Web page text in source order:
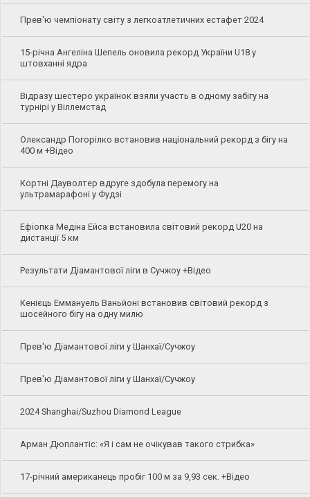
Прев'ю чемпіонату світу з легкоатлетичних естафет 2024
15-річна Ангеліна Шепель оновила рекорд України U18 у
штовханні ядра
Відразу шестеро українок взяли участь в одному забігу на
турнірі у Віллемстад
Олександр Погорілко встановив національний рекорд з бігу на
400 м +Відео
Кортні Дауволтер вдруге здобула перемогу на
ультрамарафоні у Фудзі
Ефіопка Медіна Ейса встановила світовий рекорд U20 на
дистанції 5 км
Результати Діамантової ліги в Сучжоу +Відео
Кенієць Еммануель Ваньйоні встановив світовий рекорд з
шосейного бігу на одну милю
Прев'ю Діамантової ліги у Шанхаї/Сучжоу
Прев'ю Діамантової ліги у Шанхаї/Сучжоу
2024 Shanghai/Suzhou Diamond League
Арман Дюплантіс: «Я і сам не очікував такого стрибка»
17-річний американець пробіг 100 м за 9,93 сек. +Відео